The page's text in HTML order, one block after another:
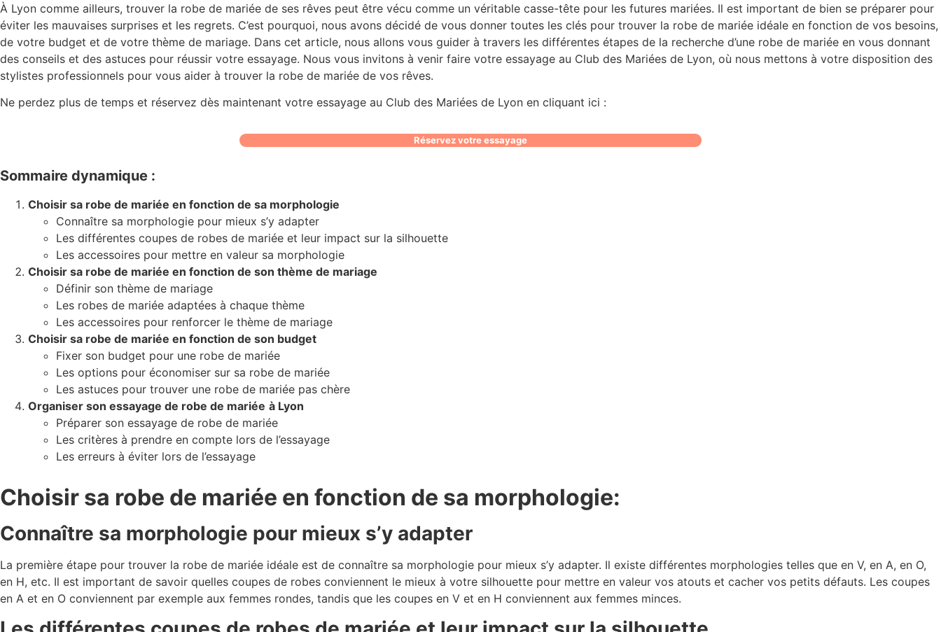
À Lyon comme ailleurs, trouver la robe de mariée de ses rêves peut être vécu comme un véritable casse-tête pour les futures mariées. Il est important de bien se préparer pour
éviter les mauvaises surprises et les regrets. C’est pourquoi, nous avons décidé de vous donner toutes les clés pour trouver la robe de mariée idéale en fonction de vos besoins,
de votre budget et de votre thème de mariage. Dans cet article, nous allons vous guider à travers les différentes étapes de la recherche d’une robe de mariée en vous donnant
des conseils et des astuces pour réussir votre essayage. Nous vous invitons à venir faire votre essayage au Club des Mariées de Lyon, où nous mettons à votre disposition des
stylistes professionnels pour vous aider à trouver la robe de mariée de vos rêves.
Ne perdez plus de temps et réservez dès maintenant votre essayage au Club des Mariées de Lyon en cliquant ici :
Réservez votre essayage
Sommaire dynamique :
Choisir sa robe de mariée en fonction de sa morphologie
Connaître sa morphologie pour mieux s’y adapter
Les différentes coupes de robes de mariée et leur impact sur la silhouette
Les accessoires pour mettre en valeur sa morphologie
Choisir sa robe de mariée en fonction de son thème de mariage
Définir son thème de mariage
Les robes de mariée adaptées à chaque thème
Les accessoires pour renforcer le thème de mariage
Choisir sa robe de mariée en fonction de son budget
Fixer son budget pour une robe de mariée
Les options pour économiser sur sa robe de mariée
Les astuces pour trouver une robe de mariée pas chère
Organiser son essayage de robe de mariée à Lyon
Préparer son essayage de robe de mariée
Les critères à prendre en compte lors de l’essayage
Les erreurs à éviter lors de l’essayage
Choisir sa robe de mariée en fonction de sa morphologie:
Connaître sa morphologie pour mieux s’y adapter
La première étape pour trouver la robe de mariée idéale est de connaître sa morphologie pour mieux s’y adapter. Il existe différentes morphologies telles que en V, en A, en O,
en H, etc. Il est important de savoir quelles coupes de robes conviennent le mieux à votre silhouette pour mettre en valeur vos atouts et cacher vos petits défauts. Les coupes
en A et en O conviennent par exemple aux femmes rondes, tandis que les coupes en V et en H conviennent aux femmes minces.